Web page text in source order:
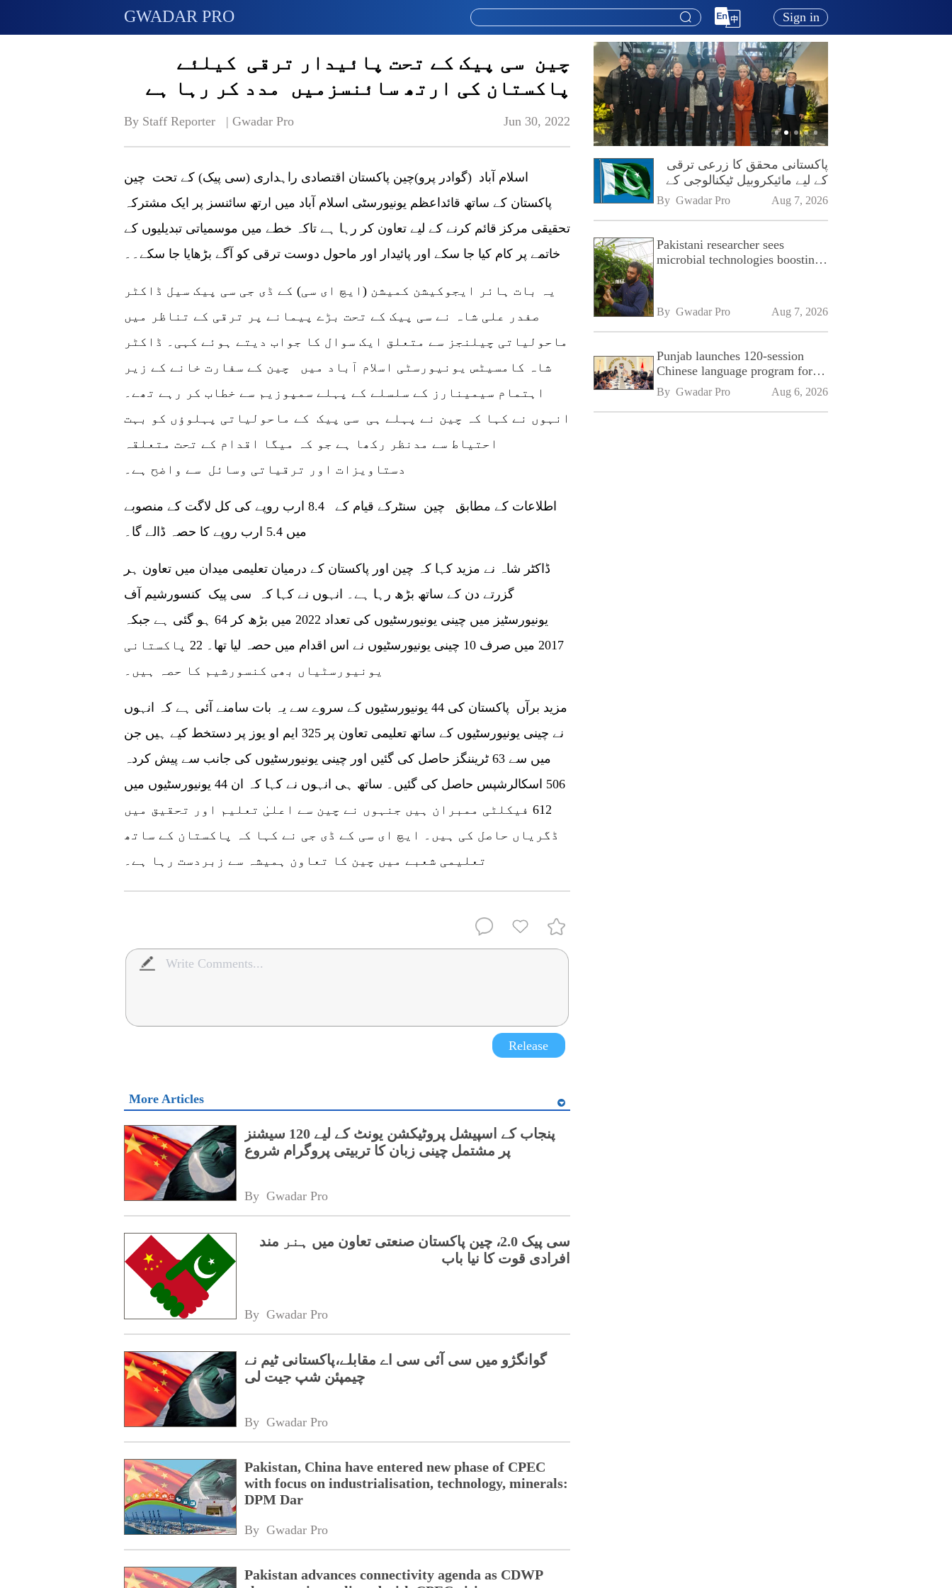
GWADAR PRO Sign in
چین سی پیک کے تحت پائیدار ترقی کیلئے
پاکستان کی ارتھ سائنسزمیں مدد کر رہا ہے
By Staff Reporter   | Gwadar Pro Jun 30, 2022
اسلام آباد (گوادر پرو)چین پاکستان اقتصادی راہداری (سی پیک) کے تحت چین
پاکستان کے ساتھ قائداعظم یونیورسٹی اسلام آباد میں ارتھ سائنسز پر ایک مشترکہ
تحقیقی مرکز قائم کرنے کے لیے تعاون کر رہا ہے تاکہ خطے میں موسمیاتی تبدیلیوں کے
خاتمے پر کام کیا جا سکے اور پائیدار اور ماحول دوست ترقی کو آگے بڑھایا جا سکے۔۔
یہ بات ہائر ایجوکیشن کمیشن (ایچ ای سی) کے ڈی جی سی پیک سیل ڈاکٹر
صفدر علی شاہ نے سی پیک کے تحت بڑے پیمانے پر ترقی کے تناظر میں
ماحولیاتی چیلنجز سے متعلق ایک سوال کا جواب دیتے ہوئے کہی۔ ڈاکٹر
شاہ کامسیٹس یونیورسٹی اسلام آباد میں چین کے سفارت خانے کے زیر
اہتمام سیمینارز کے سلسلے کے پہلے سمپوزیم سے خطاب کر رہے تھے۔
انہوں نے کہا کہ چین نے پہلے ہی سی پیک کے ماحولیاتی پہلوؤں کو بہت
احتیاط سے مدنظر رکھا ہے جو کہ میگا اقدام کے تحت متعلقہ
دستاویزات اور ترقیاتی وسائل سے واضح ہے۔
اطلاعات کے مطابق چین سنٹرکے قیام کے 8.4 ارب روپے کی کل لاگت کے منصوبے
میں 5.4 ارب روپے کا حصہ ڈالے گا۔
ڈاکٹر شاہ نے مزید کہا کہ چین اور پاکستان کے درمیان تعلیمی میدان میں تعاون ہر
گزرتے دن کے ساتھ بڑھ رہا ہے۔ انہوں نے کہا کہ سی پیک کنسورشیم آف
یونیورسٹیز میں چینی یونیورسٹیوں کی تعداد 2022 میں بڑھ کر 64 ہو گئی ہے جبکہ
2017 میں صرف 10 چینی یونیورسٹیوں نے اس اقدام میں حصہ لیا تھا۔ 22 پاکستانی
یونیورسٹیاں بھی کنسورشیم کا حصہ ہیں۔
مزید برآں پاکستان کی 44 یونیورسٹیوں کے سروے سے یہ بات سامنے آئی ہے کہ انہوں
نے چینی یونیورسٹیوں کے ساتھ تعلیمی تعاون پر 325 ایم او یوز پر دستخط کیے ہیں جن
میں سے 63 ٹریننگز حاصل کی گئیں اور چینی یونیورسٹیوں کی جانب سے پیش کردہ
506 اسکالرشپس حاصل کی گئیں۔ ساتھ ہی انہوں نے کہا کہ ان 44 یونیورسٹیوں میں
612 فیکلٹی ممبران ہیں جنہوں نے چین سے اعلیٰ تعلیم اور تحقیق میں
ڈگریاں حاصل کی ہیں۔ ایچ ای سی کے ڈی جی نے کہا کہ پاکستان کے ساتھ
تعلیمی شعبے میں چین کا تعاون ہمیشہ سے زبردست رہا ہے۔
Release
More Articles
پنجاب کے اسپیشل پروٹیکشن یونٹ کے لیے 120 سیشنز
پر مشتمل چینی زبان کا تربیتی پروگرام شروع
By Gwadar Pro
سی پیک 2.0، چین پاکستان صنعتی تعاون میں ہنر مند
افرادی قوت کا نیا باب
By Gwadar Pro
گوانگژو میں سی آئی سی اے مقابلے،پاکستانی ٹیم نے
چیمپئن شپ جیت لی
By Gwadar Pro
Pakistan, China have entered new phase of CPEC
with focus on industrialisation, technology, minerals:
DPM Dar
By Gwadar Pro
Pakistan advances connectivity agenda as CDWP
پاکستانی محقق کا زرعی ترقی
کے لیے مائیکروبیل ٹیکنالوجی کے
فروغ پر زور
By Gwadar Pro Aug 7, 2026
Pakistani researcher sees
microbial technologies boosting
By Gwadar Pro Aug 7, 2026
Punjab launches 120-session
Chinese language program for
SPU
By Gwadar Pro Aug 6, 2026